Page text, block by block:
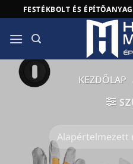
to
content
FESTÉKBOLT ÉS
KEZDŐLAP